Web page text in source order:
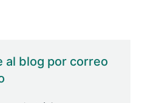
al blog por correo